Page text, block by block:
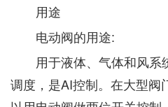
用途
电动阀的用途:
用于液体、气体和风系
调度，是AI控制。在大型阀